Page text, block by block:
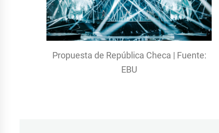
Propuesta de República Checa | Fuente:
EBU